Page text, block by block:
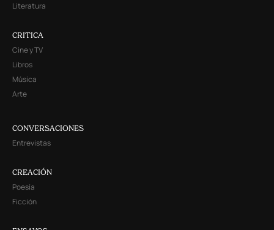
Literatura
CRITICA
Cine y TV
Libros
Música
Arte
CONVERSACIONES
Entrevistas
CREACIÓN
Poesía
Ficción